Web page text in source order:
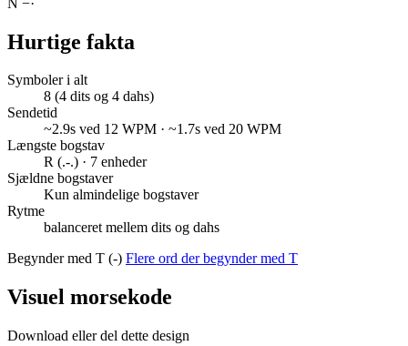
Hurtige fakta
Symboler i alt
8 (4 dits og 4 dahs)
Sendetid
~2.9s ved 12 WPM · ~1.7s ved 20 WPM
Længste bogstav
R (.-.) · 7 enheder
Sjældne bogstaver
Kun almindelige bogstaver
Rytme
balanceret mellem dits og dahs
Begynder med T (-) Flere ord der begynder med T
Visuel morsekode
Download eller del dette design